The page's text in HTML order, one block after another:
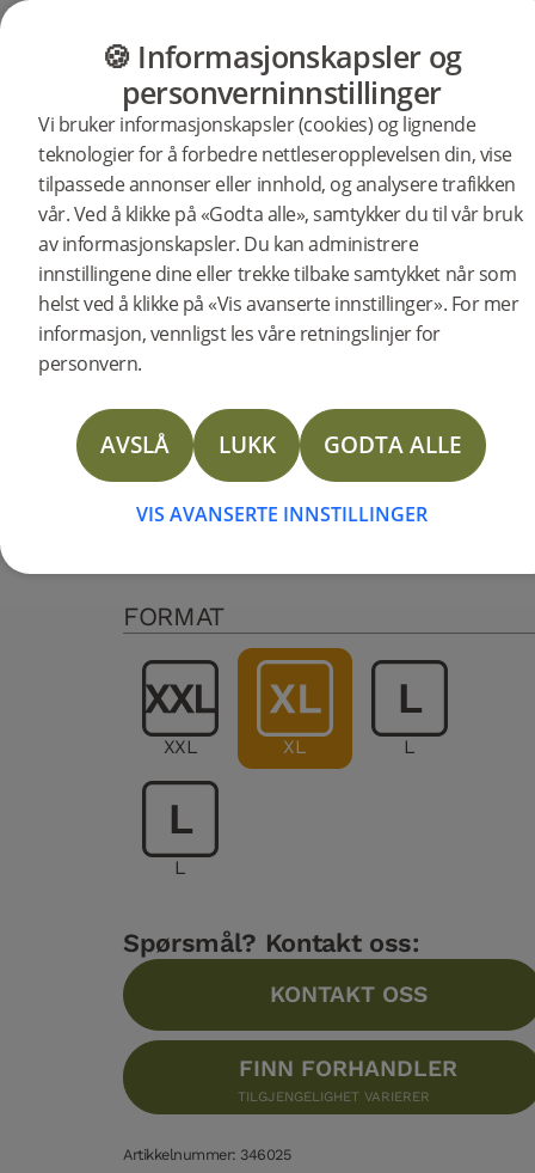
MØBLER PRODUKTER
🍪 Informasjonskapsler og
personverninnstillinger
Vi bruker informasjonskapsler (cookies) og lignende
teknologier for å forbedre nettleseropplevelsen din, vise
tilpassede annonser eller innhold, og analysere trafikken
vår. Ved å klikke på «Godta alle», samtykker du til vår bruk
av informasjonskapsler. Du kan administrere
innstillingene dine eller trekke tilbake samtykket når som
helst ved å klikke på «Vis avanserte innstillinger». For mer
informasjon, vennligst les våre retningslinjer for
personvern.
AVSLÅ LUKK GODTA ALLE
VIS AVANSERTE INNSTILLINGER
Produkter Gulv Woodura Planks
Woodura Planks BONNARP 3.0
XL
Treslag
Overflatebehandling
Overflatebehandling:
Børstet mattlakk
Innfarging:
Earth Grey
206 mm
Lengde:
2200 mm
Høyde:11.2 mm
FORMAT
XXL XL L
L
Spørsmål? Kontakt oss:
KONTAKT OSS
FINN FORHANDLER
TILGJENGELIGHET VARIERER
Artikkelnummer: 346025
BESKRIVELSE
SPESIFIKASJONER
DOKUMENTER
FAQ
FLERE